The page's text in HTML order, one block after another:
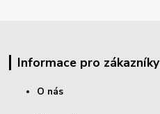
Informace pro zákazníky
O nás